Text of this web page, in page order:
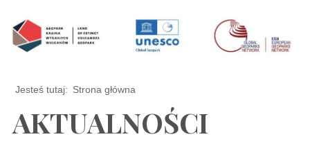
Jesteś tutaj: Strona główna
AKTUALNOŚCI